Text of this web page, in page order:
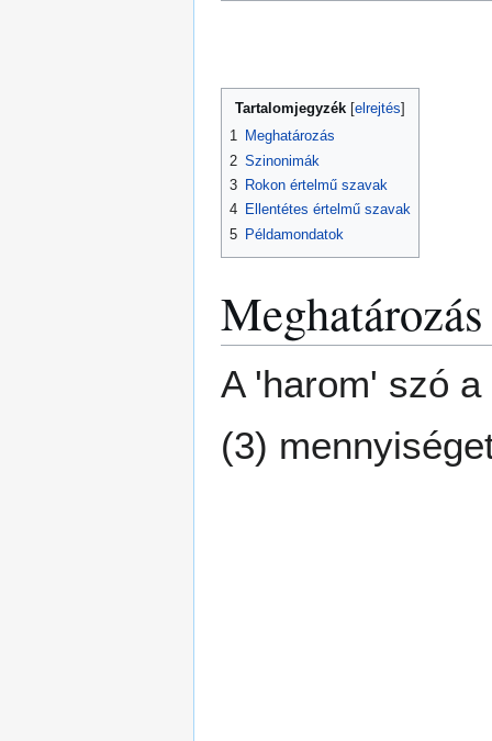
Tartalomjegyzék
1 Meghatározás
2 Szinonimák
3 Rokon értelmű szavak
4 Ellentétes értelmű szavak
5 Példamondatok
Meghatározás
A 'harom' szó
(3)